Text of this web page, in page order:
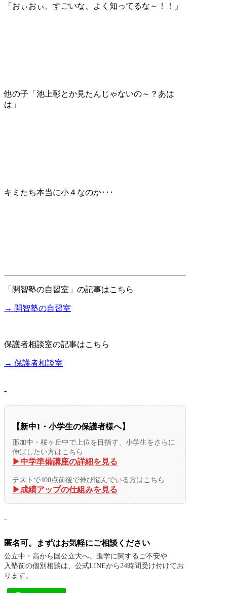
「おぃおぃ、すごいな、よく知ってるな～！！」
他の子「池上彰とか見たんじゃないの～？あは
は」
キミたち本当に小４なのか･･･
「開智塾の自習室」の記事はこちら
→ 開智塾の自習室
保護者相談室の記事はこちら
→ 保護者相談室
-
【新中1・小学生の保護者様へ】
那加中・桜ヶ丘中で上位を目指す、小学生をさらに
伸ばしたい方はこちら
▶︎中学準備講座の詳細を見る
テストで400点前後で伸び悩んでいる方はこちら
▶︎成績アップの仕組みを見る
-
匿名可。まずはお気軽にご相談ください
公立中・高から国公立大へ。進学に関するご不安や
入塾前の個別相談は、公式LINEから24時間受け付けてお
ります。